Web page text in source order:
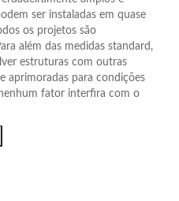
ser instaladas em quase
os projetos são
além das medidas standard,
estruturas com outras
aprimoradas para condições
fator interfira com o